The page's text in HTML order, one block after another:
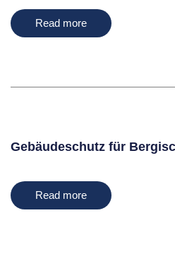
Read more
Gebäudeschutz für
Read more